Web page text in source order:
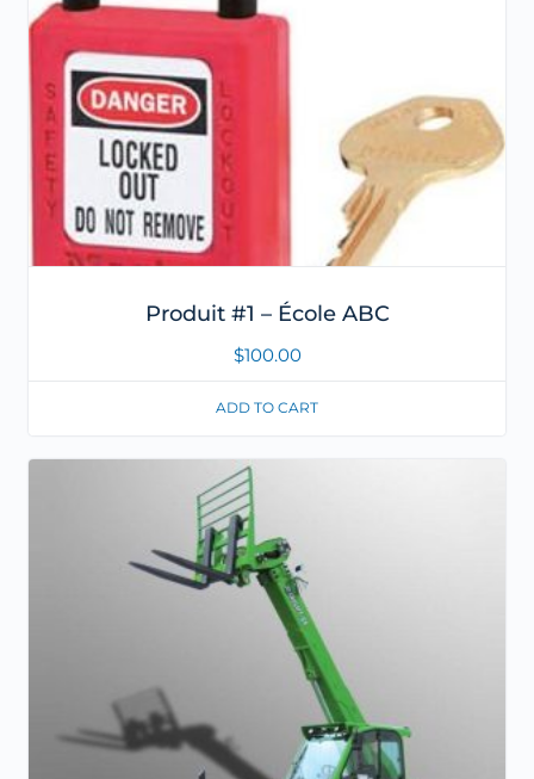
Produit #1 – École ABC
$100.00
ADD TO CART